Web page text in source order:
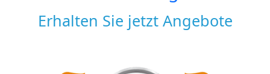
Erhalten Sie jetzt Angebote